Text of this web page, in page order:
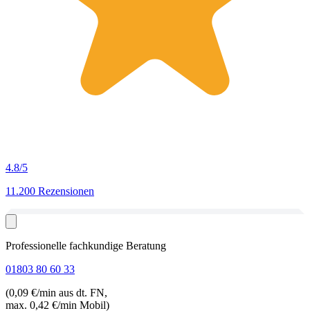
4.8/5
11.200 Rezensionen
Professionelle fachkundige Beratung
01803 80 60 33
(0,09 €/min aus dt. FN,
max. 0,42 €/min Mobil)